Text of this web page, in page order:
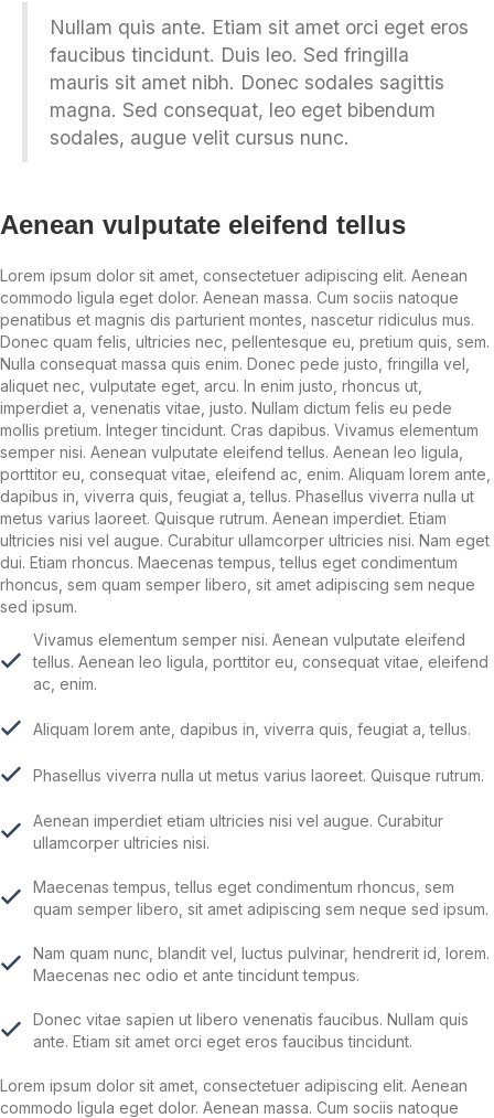
Nullam quis ante. Etiam sit amet orci eget eros
faucibus tincidunt. Duis leo. Sed fringilla
mauris sit amet nibh. Donec sodales sagittis
magna. Sed consequat, leo eget bibendum
sodales, augue velit cursus nunc.
Aenean vulputate eleifend tellus
Lorem ipsum dolor sit amet, consectetuer adipiscing elit. Aenean
commodo ligula eget dolor. Aenean massa. Cum sociis natoque
penatibus et magnis dis parturient montes, nascetur ridiculus mus.
Donec quam felis, ultricies nec, pellentesque eu, pretium quis, sem.
Nulla consequat massa quis enim. Donec pede justo, fringilla vel,
aliquet nec, vulputate eget, arcu. In enim justo, rhoncus ut,
imperdiet a, venenatis vitae, justo. Nullam dictum felis eu pede
mollis pretium. Integer tincidunt. Cras dapibus. Vivamus elementum
semper nisi. Aenean vulputate eleifend tellus. Aenean leo ligula,
porttitor eu, consequat vitae, eleifend ac, enim. Aliquam lorem ante,
dapibus in, viverra quis, feugiat a, tellus. Phasellus viverra nulla ut
metus varius laoreet. Quisque rutrum. Aenean imperdiet. Etiam
ultricies nisi vel augue. Curabitur ullamcorper ultricies nisi. Nam eget
dui. Etiam rhoncus. Maecenas tempus, tellus eget condimentum
rhoncus, sem quam semper libero, sit amet adipiscing sem neque
sed ipsum.
Vivamus elementum semper nisi. Aenean vulputate eleifend
tellus. Aenean leo ligula, porttitor eu, consequat vitae, eleifend
ac, enim.
Aliquam lorem ante, dapibus in, viverra quis, feugiat a, tellus.
Phasellus viverra nulla ut metus varius laoreet. Quisque rutrum.
Aenean imperdiet etiam ultricies nisi vel augue. Curabitur
ullamcorper ultricies nisi.
Maecenas tempus, tellus eget condimentum rhoncus, sem
quam semper libero, sit amet adipiscing sem neque sed ipsum.
Nam quam nunc, blandit vel, luctus pulvinar, hendrerit id, lorem.
Maecenas nec odio et ante tincidunt tempus.
Donec vitae sapien ut libero venenatis faucibus. Nullam quis
ante. Etiam sit amet orci eget eros faucibus tincidunt.
Lorem ipsum dolor sit amet, consectetuer adipiscing elit. Aenean
commodo ligula eget dolor. Aenean massa. Cum sociis natoque